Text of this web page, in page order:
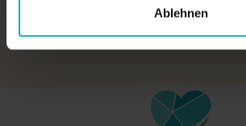
Ablehnen
PFLEGEPLATZ ANFRAGEN